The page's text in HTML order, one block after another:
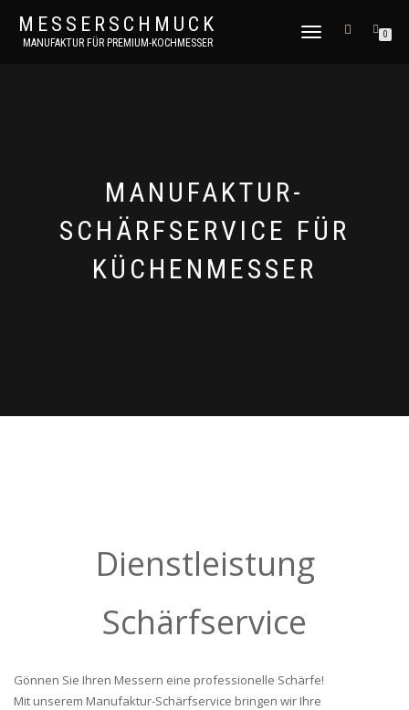
MESSERSCHMUCK
MANUFAKTUR FÜR PREMIUM-KOCHMESSER
NAVIGATION
0
MANUFAKTUR-
SCHÄRFSERVICE FÜR
KÜCHENMESSER
Dienstleistung
Schärfservice
Gönnen Sie Ihren Messern eine professionelle Schärfe!
Mit unserem Manufaktur-Schärfservice bringen wir Ihre